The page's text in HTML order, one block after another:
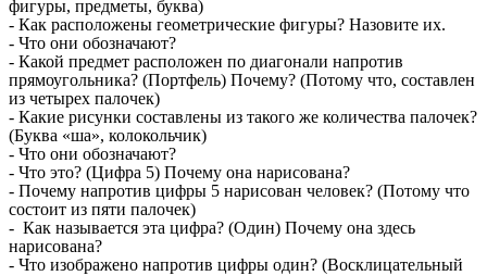
фигуры, предметы, буква)
- Как расположены геометрические фигуры? Назовите их.
- Что они обозначают?
- Какой предмет расположен по диагонали напротив
прямоугольника? (Портфель) Почему? (Потому что, составлен
из четырех палочек)
- Какие рисунки составлены из такого же количества палочек?
(Буква «ша», колокольчик)
- Что они обозначают?
- Что это? (Цифра 5) Почему она нарисована?
- Почему напротив цифры 5 нарисован человек? (Потому что
состоит из пяти палочек)
- Как называется эта цифра? (Один) Почему она здесь
нарисована?
- Что изображено напротив цифры один? (Восклицательный